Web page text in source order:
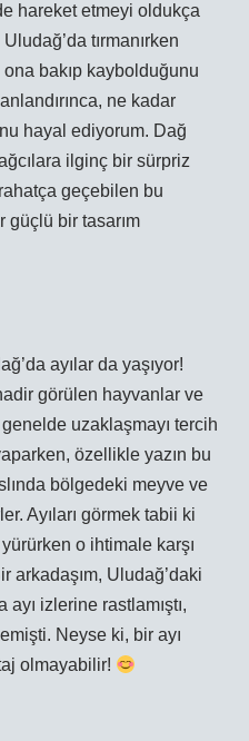
hareket etmeyi oldukça
tırmanırken
ona bakıp kaybolduğunu
ne kadar
hayal ediyorum. Dağ
ilginç bir sürpriz
geçebilen bu
güçlü bir tasarım
ayılar da yaşıyor!
görülen hayvanlar ve
uzaklaşmayı tercih
özellikle yazın bu
bölgedeki meyve ve
Ayıları görmek tabii ki
o ihtimale karşı
arkadaşım, Uludağ’daki
izlerine rastlamıştı,
Neyse ki, bir ayı
olmayabilir!